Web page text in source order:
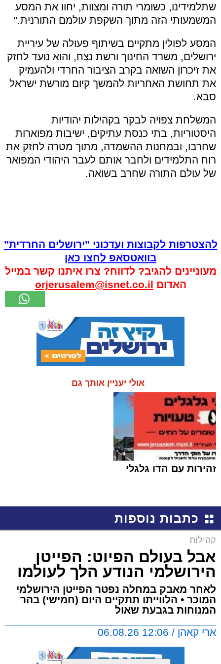
שתלמידינו, כשומרי תורה ומצוות, יחוו את המסע
המשמעותי הזה מתוך השקפת עולמם התורנית."
המסע לפולין מתקיים בשיתוף פעולה של עיריית
ירושלים, משרד החינוך ורשת נצח, והוא נועד לחזק
את זיכרון השואה בקרב הציבור החרדי ולהעמיק
את תחושת האחריות להמשך קיום מורשת ישראל
סבא.
המשלחת צפויה לבקר בקהילות יהודיות
היסטוריות, בתי כנסת עתיקים, ישיבות מפוארות
שחרבו, ובמחנות ההשמדה, מתוך מטרה לחזק את
רוח התלמידים ולחבר אותם לעבר היהודי המפואר
של עולם התורה שחרב בשואה.
להצטרפות לקבוצות ועדכוני "ירושלים החרדית"
בוואטסאפ לחצו כאן
מעוניינים להגיב? לדווח? צרו איתנו קשר במייל
האדום orjerusalem@isnet.co.il
אולי יעניין אותך גם
זהירות עם הדו גלגלי
כתבות נוספות
קהילות
אבל בעולם הפיוט: הפייטן
הירושלמי הנודע הלך לעולמו
לאחר מאבק במחלה נפטר הפייטן הירושלמי
המוכר • הלווייתו תתקיים היום (חמישי) בהר
המנוחות בגבעת שאול
ארי קאהן / 12:06 06.08.26